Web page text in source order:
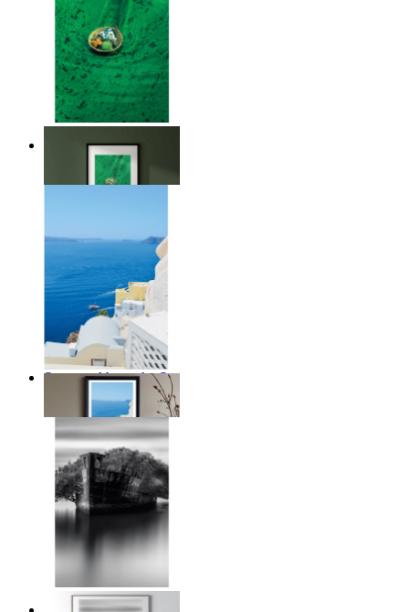
Above the Green
14,95 €
Summer Above the Sea
14,95 €